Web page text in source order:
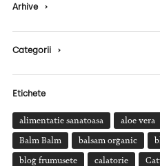
Arhive ›
Categorii ›
Etichete
alimentatie sanatoasa aloe vera
Balm Balm balsam organic
blog frumusete calatorie